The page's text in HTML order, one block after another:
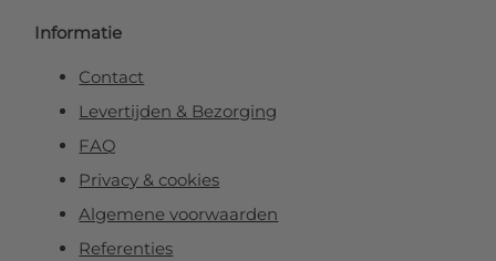
Informatie
Contact
Levertijden & Bezorging
FAQ
Privacy & cookies
Algemene voorwaarden
Referenties